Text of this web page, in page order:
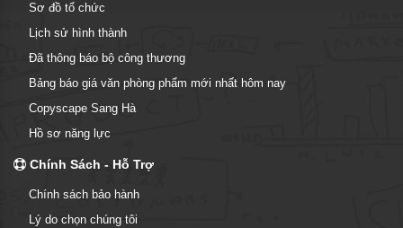
Sơ đồ tổ chức
Lịch sử hình thành
Đã thông báo bộ công thương
Bảng báo giá văn phòng phẩm mới nhất hôm nay
Copyscape Sang Hà
Hồ sơ năng lực
Chính Sách - Hỗ Trợ
Chính sách bảo hành
Lý do chọn chúng tôi